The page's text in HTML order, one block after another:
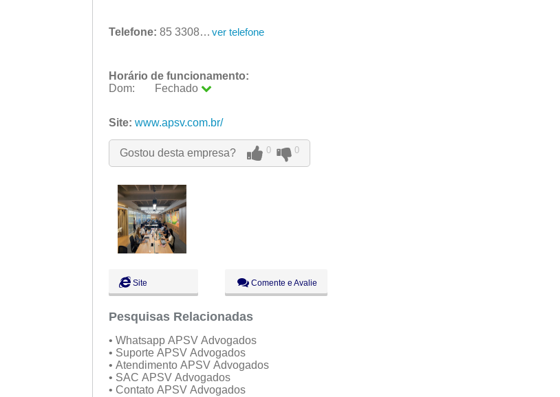
Telefone: 85 3308-7300 ver telefone
Horário de funcionamento:
Dom:
Fechado
Ter:
09:00 - 18:00
Qui:
09:00 - 18:00
Sex:
09:00 - 18:00
Dom:
Fechado
Site: www.apsv.com.br/
Gostou desta empresa? 0 0
Site Comente e Avalie
Pesquisas Relacionadas
• Whatsapp APSV Advogados
• Suporte APSV Advogados
• Atendimento APSV Advogados
• SAC APSV Advogados
• Contato APSV Advogados